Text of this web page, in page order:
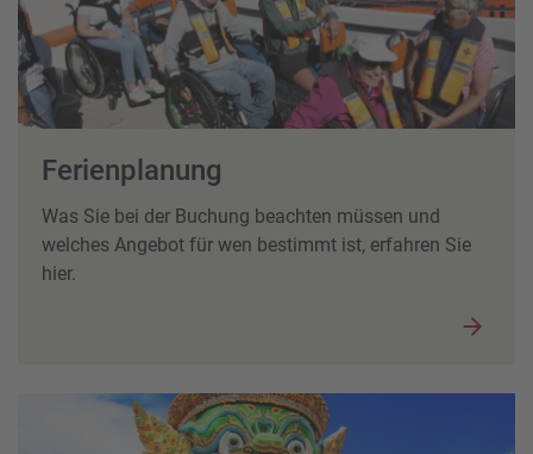
Ferienplanung
Was Sie bei der Buchung beachten müssen und
welches Angebot für wen bestimmt ist, erfahren Sie
hier.